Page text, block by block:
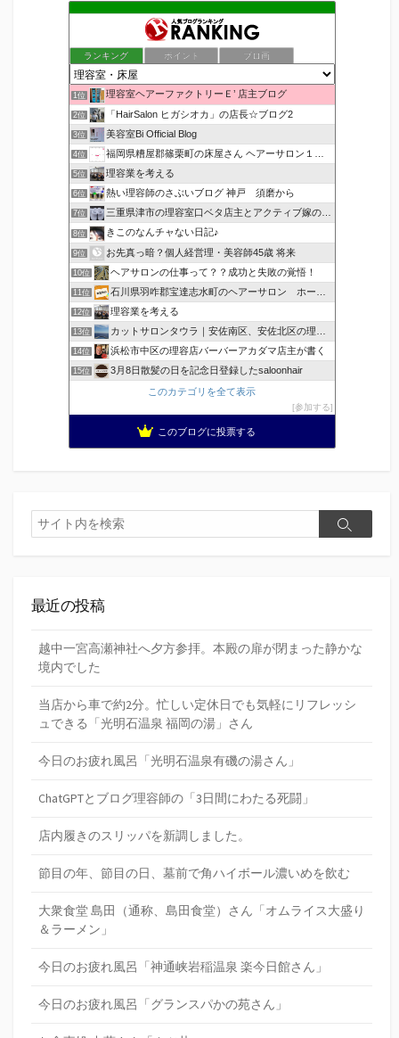
ランキング ポイント ブロ画
1位 理容室ヘアーファクトリーＥ’ 店主ブログ
2位 「HairSalon ヒガシオカ」の店長☆ブログ2
3位 美容室Bi Official Blog
4位 福岡県糟屋郡篠栗町の床屋さん ヘアーサロン１２３公式ブログ
5位 理容業を考える
6位 熱い理容師のさぶいブログ 神戸 須磨から
7位 三重県津市の理容室口ベタ店主とアクティブ嫁のblog
8位 きこのなんチャない日記♪
9位 お先真っ暗？個人経営理・美容師45歳 将来
10位 ヘアサロンの仕事って？？成功と失敗の覚悟！
11位 石川県羽咋郡宝達志水町のヘアーサロン ホープヘアーズ
12位 理容業を考える
13位 カットサロンタウラ｜安佐南区、安佐北区の理美容院
14位 浜松市中区の理容店バーバーアカダマ店主が書く
15位
3月8日散髪の日を記念日登録したsaloonhair
このカテゴリを全て表示
参加する
このブログに投票する
検
索
検
最近の投稿
越中一宮高瀬神社へ夕方参拝。本殿の扉が閉まった静かな
境内でした
当店から車で約2分。忙しい定休日でも気軽にリフレッシ
ュできる「光明石温泉 福岡の湯」さん
今日のお疲れ風呂「光明石温泉有磯の湯さん」
ChatGPTとブログ理容師の「3日間にわたる死闘」
店内履きのスリッパを新調しました。
節目の年、節目の日、墓前で角ハイボール濃いめを飲む
大衆食堂 島田（通称、島田食堂）さん「オムライス大盛り
＆ラーメン」
今日のお疲れ風呂「神通峡岩稲温泉 楽今日館さん」
今日のお疲れ風呂「グランスパかの苑さん」